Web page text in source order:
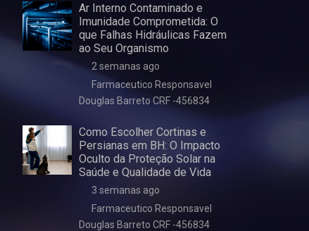
Ar Interno Contaminado e
Imunidade Comprometida: O
que Falhas Hidráulicas Fazem
ao Seu Organismo
2 semanas ago
Farmaceutico Responsavel
Douglas Barreto CRF -456834
Como Escolher Cortinas e
Persianas em BH: O Impacto
Oculto da Proteção Solar na
Saúde e Qualidade de Vida
3 semanas ago
Farmaceutico Responsavel
Douglas Barreto CRF -456834